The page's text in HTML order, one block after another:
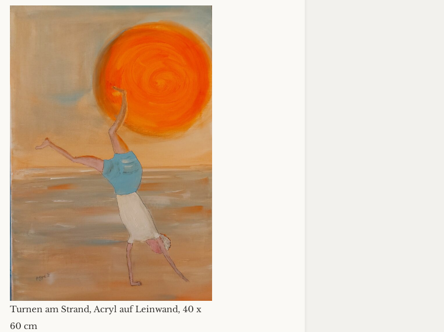
Turnen am Strand, Acryl auf Leinwand, 40 x
60 cm